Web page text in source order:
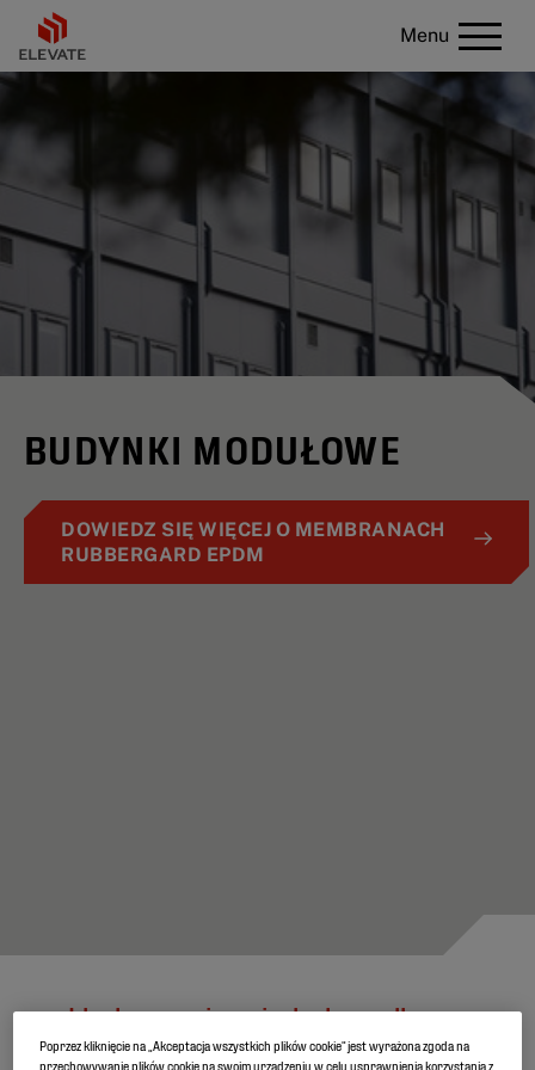
Menu
BUDYNKI MODUŁOWE
DOWIEDZ SIĘ WIĘCEJ O MEMBRANACH
RUBBERGARD EPDM
Idealne rozwiązanie dachowe dla
konstrukcji modułowych
Poprzez kliknięcie na „Akceptacja wszystkich plików cookie” jest wyrażona zgoda na
przechowywanie plików cookie na swoim urządzeniu w celu usprawnienia korzystania z